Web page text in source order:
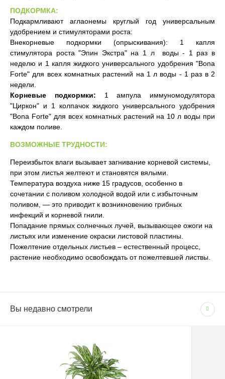
ПОДКОРМКА:
Подкармливают аглаонемы круглый год универсальным
удобрением и стимуляторами роста:
Внекорневые подкормки (опрыскивания): 1 капля
стимулятора роста "Эпин Экстра" на 1 л воды - 1 раз в
неделю и 1 капля жидкого универсального удобрения "Bona
Forte" для всех комнатных растений на 1 л воды - 1 раз в 2
недели.
Корневые подкормки: 1 ампула иммуномодулятора
"Циркон" и 1 колпачок жидкого универсального удобрения
"Bona Forte" для всех комнатных растений на 10 л воды при
каждом поливе.
ВОЗМОЖНЫЕ ТРУДНОСТИ:
Переизбыток влаги вызывает загнивание корневой системы,
при этом листья желтеют и становятся вялыми.
Температура воздуха ниже 15 градусов, особенно в
сочетании с поливом холодной водой или с избыточным
поливом, — это приводит к возникновению грибных
инфекций и корневой гнили.
Попадание прямых солнечных лучей, вызывающее ожоги на
листьях или изменение окраски листовой пластины.
Пожелтение отдельных листьев – естественный процесс,
растение необходимо освобождать от пожелтевшей листвы.
Система автополива Есть
В рабочие дни с 09:00 до 22:00.
СПОСОБЫ ОПЛАТЫ
- Безналичным способом на основании счета
Вы недавно смотрели